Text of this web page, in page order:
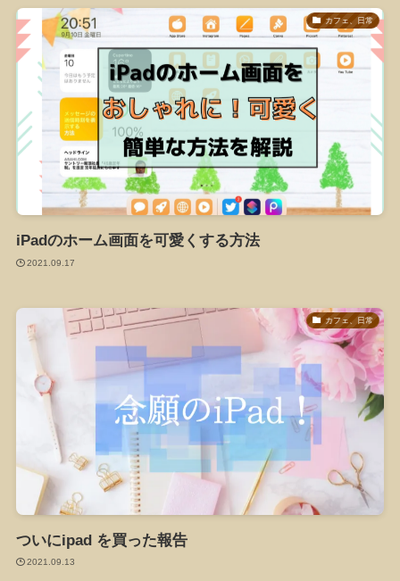
カフェ、日常
iPadのホーム画面を可愛くする方法
2021.09.17
カフェ、日常
ついにipad を買った報告
2021.09.13